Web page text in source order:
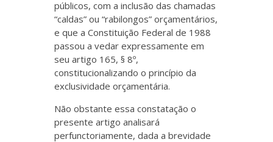
públicos, com a inclusão das chamadas
“caldas” ou “rabilongos” orçamentários,
e que a Constituição Federal de 1988
passou a vedar expressamente em
seu artigo 165, § 8º,
constitucionalizando o princípio da
exclusividade orçamentária.
Não obstante essa constatação o
presente artigo analisará
perfunctoriamente, dada a brevidade